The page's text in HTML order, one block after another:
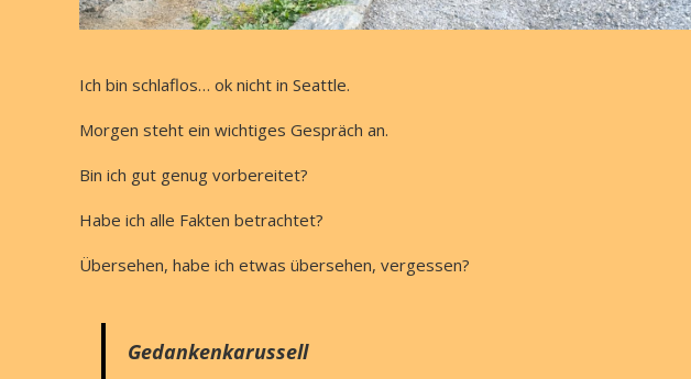
Ich bin schlaflos… ok nicht in Seattle.
Morgen steht ein wichtiges Gespräch an.
Bin ich gut genug vorbereitet?
Habe ich alle Fakten betrachtet?
Übersehen, habe ich etwas übersehen, vergessen?
Gedankenkarussell